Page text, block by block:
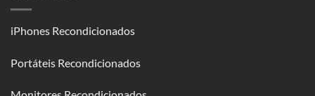
iPhones Recondicionados
Portáteis Recondicionados